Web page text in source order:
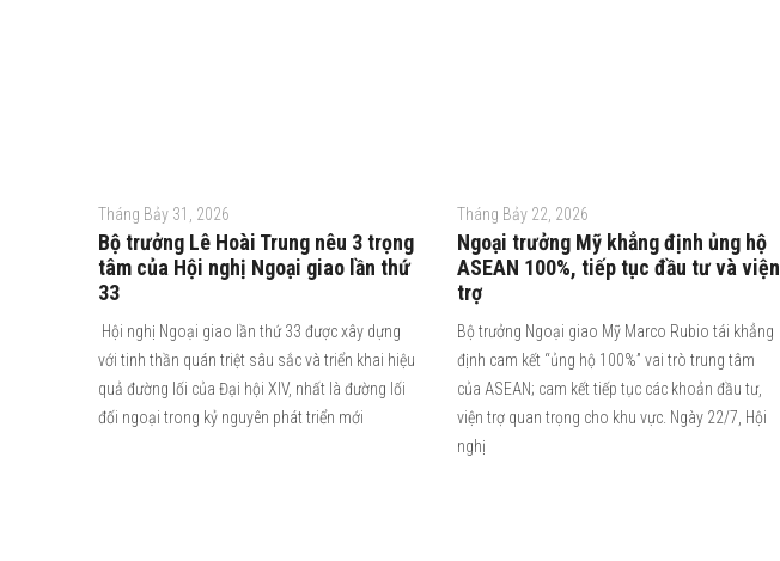
Tháng Bảy 31, 2026
Bộ trưởng Lê Hoài Trung nêu 3 trọng
tâm của Hội nghị Ngoại giao lần thứ
33
Hội nghị Ngoại giao lần thứ 33 được xây dựng
với tinh thần quán triệt sâu sắc và triển khai hiệu
quả đường lối của Đại hội XIV, nhất là đường lối
đối ngoại trong kỷ nguyên phát triển mới
Tháng Bảy 22, 2026
Ngoại trưởng Mỹ khẳng định ủng hộ
ASEAN 100%, tiếp tục đầu tư và viện
trợ
Bộ trưởng Ngoại giao Mỹ Marco Rubio tái khẳng
định cam kết “ủng hộ 100%” vai trò trung tâm
của ASEAN; cam kết tiếp tục các khoản đầu tư,
viện trợ quan trọng cho khu vực. Ngày 22/7, Hội
nghị